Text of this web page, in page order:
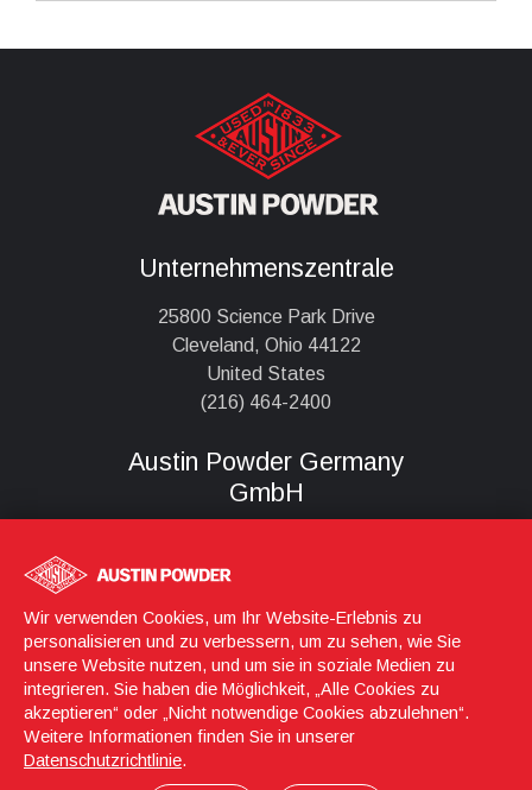
Wir verwenden Cookies, um Ihr Website-Erlebnis zu
personalisieren und zu verbessern, um zu sehen, wie Sie
unsere Website nutzen, und um sie in soziale Medien zu
integrieren. Sie haben die Möglichkeit, „Alle Cookies zu
akzeptieren“ oder „Nicht notwendige Cookies abzulehnen“.
Weitere Informationen finden Sie in unserer
Datenschutzrichtlinie.
Unternehmenszentrale
25800 Science Park Drive
Cleveland, Ohio 44122
United States
(216) 464-2400
Austin Powder Germany
GmbH
D-90402, Nürnberg
0800 2767658
Anmeldung © 2026 Austin Powder